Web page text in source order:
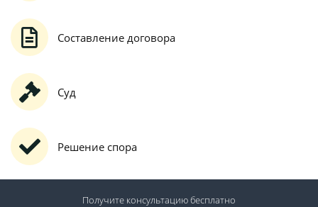
Составление договора
Суд
Решение спора
Получите консультациюбесплатно